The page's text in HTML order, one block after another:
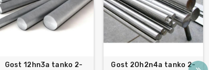
Gost 12hn3a tanko 2-
Gost 20h2n4a tanko 2-